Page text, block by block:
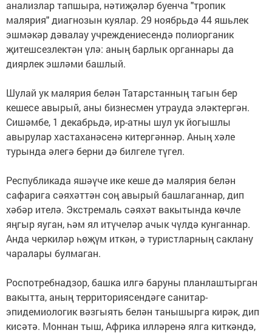
анализлар тапшыра, нәтиҗәләр буенча "тропик
малярия" диагнозын куялар. 29 ноябрьдә 44 яшьлек
эшмәкәр дәвалау учреждениесендә полиорганик
җитешсезлектән үлә: аның барлык органнары да
диярлек эшләми башлый.
Шулай ук малярия белән Татарстанның тагын бер
кешесе авырый, аны бизнесмен утрауда эләктергән.
Сишәмбе, 1 декабрьдә, ир-атны шул ук йогышлы
авырулар хастаханәсенә китергәннәр. Аның хәле
турында әлегә берни дә билгеле түгел.
Республикада яшәүче ике кеше дә малярия белән
сафарига сәяхәттән соң авырый башлаганнар, дип
хәбәр ителә. Экстремаль сәяхәт вакытында көчле
яңгыр яуган, һәм ял итүчеләр ачык чүлдә кунганнар.
Анда черкиләр һөҗүм иткән, ә туристларның саклану
чаралары булмаган.
Роспотребнадзор, башка илгә баруны планлаштырган
вакытта, аның территориясендәге санитар-
эпидемиологик вәзгыять белән танышырга кирәк, дип
кисәтә. Моннан тыш, Африка илләренә ялга киткәндә,